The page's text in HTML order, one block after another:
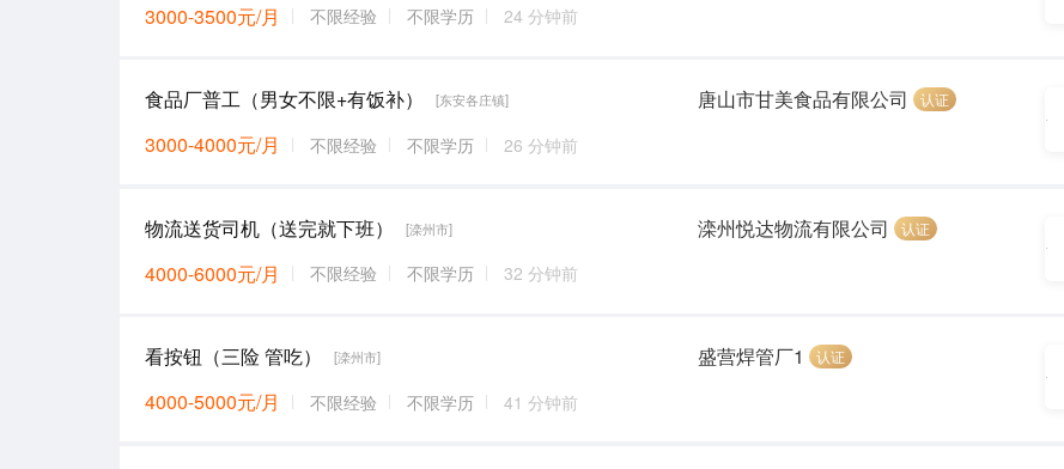
3000-3500元/月 不限经验 不限学历 24 分钟前
食品厂普工（男女不限+有饭补） [东安各庄镇]
3000-4000元/月 不限经验 不限学历 26 分钟前
唐山市甘美食品有限公司 认证
物流送货司机（送完就下班） [滦州市]
4000-6000元/月 不限经验 不限学历 32 分钟前
滦州悦达物流有限公司 认证
看按钮（三险 管吃） [滦州市]
4000-5000元/月 不限经验 不限学历 41 分钟前
盛营焊管厂1 认证